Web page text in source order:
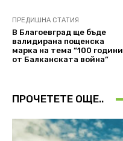
ПРЕДИШНА СТАТИЯ
В Благоевград ще бъде
валидирана пощенска
марка на тема “100 години
от Балканската война”
ПРОЧЕТЕТЕ ОЩЕ..